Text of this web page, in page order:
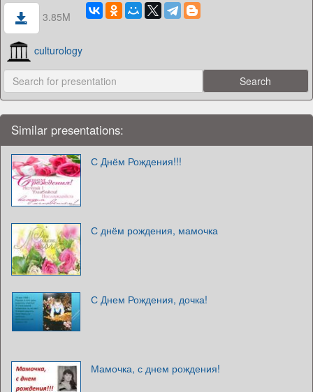
3.85M
culturology
Similar presentations:
С Днём Рождения!!!
С днём рождения, мамочка
С Днем Рождения, дочка!
Мамочка, с днем рождения!